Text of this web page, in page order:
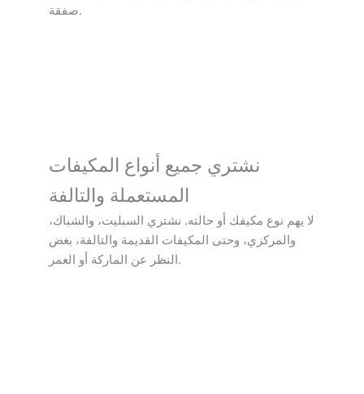
صفقة.
نشتري جميع أنواع المكيفات
المستعملة والتالفة
لا يهم نوع مكيفك أو حالته. نشتري السبليت، والشباك،
والمركزي، وحتى المكيفات القديمة والتالفة، بغض
النظر عن الماركة أو العمر.